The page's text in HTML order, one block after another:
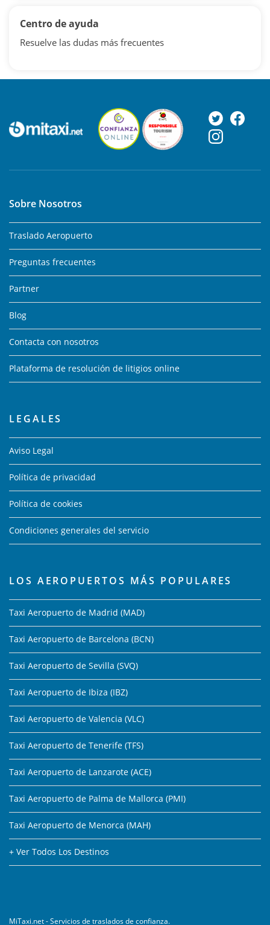
Centro de ayuda
Resuelve las dudas más frecuentes
Sobre Nosotros
Traslado Aeropuerto
Preguntas frecuentes
Partner
Blog
Contacta con nosotros
Plataforma de resolución de litigios online
LEGALES
Aviso Legal
Política de privacidad
Política de cookies
Condiciones generales del servicio
LOS AEROPUERTOS MÁS POPULARES
Taxi Aeropuerto de Madrid (MAD)
Taxi Aeropuerto de Barcelona (BCN)
Taxi Aeropuerto de Sevilla (SVQ)
Taxi Aeropuerto de Ibiza (IBZ)
Taxi Aeropuerto de Valencia (VLC)
Taxi Aeropuerto de Tenerife (TFS)
Taxi Aeropuerto de Lanzarote (ACE)
Taxi Aeropuerto de Palma de Mallorca (PMI)
Taxi Aeropuerto de Menorca (MAH)
+ Ver Todos Los Destinos
MiTaxi.net - Servicios de traslados de confianza.